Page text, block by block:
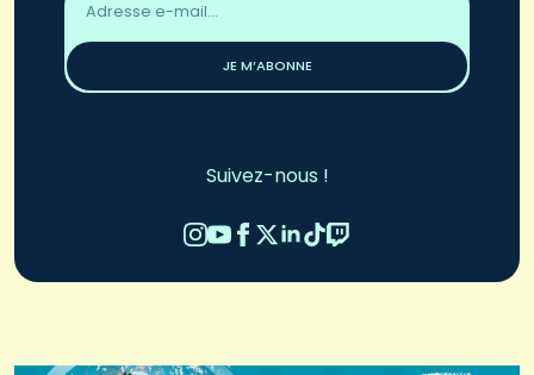
email
JE M’ABONNE
Suivez-nous !